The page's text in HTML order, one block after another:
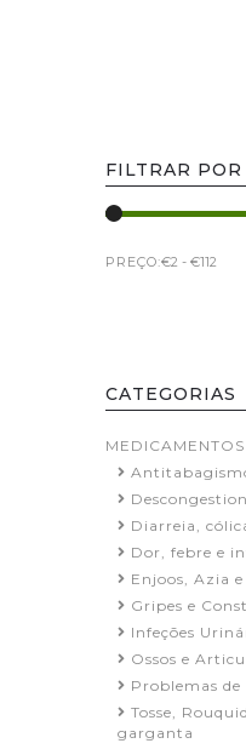
FILTRAR POR
PREÇO:
CATEGORIAS
MEDICAMENTOS
Diarreia,
Dor, febre e
Enjoos, Azia
Gripes e
Infeções
Ossos e
Problemas de
Tosse,
garganta